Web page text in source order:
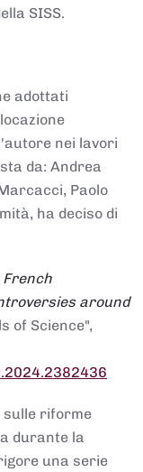
SISS.
adottati
nei lavori
da: Andrea
Paolo
ha deciso di
around
of Science",
sulle riforme
durante la
una serie